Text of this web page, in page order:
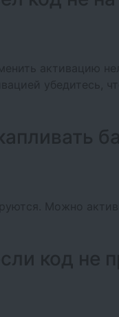
активацию
убедитесь,
Можно
код не